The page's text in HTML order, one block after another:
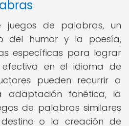
juegos de palabras, un
del humor y la poesía,
específicas para lograr
efectiva en el idioma de
pueden recurrir a
adaptación fonética, la
de palabras similares
o la creación de